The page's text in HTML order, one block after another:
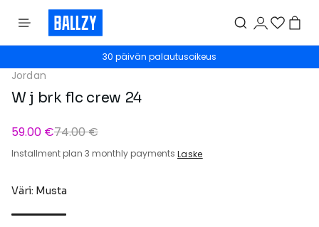
30 päivän palautusoikeus
Jordan
W j brk flc crew 24
59.00 €74.00 €
Installment plan 3 monthly payments Laske
Väri: Musta